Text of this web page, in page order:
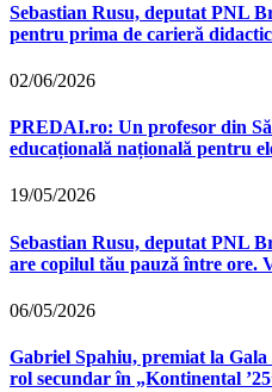
Sebastian Rusu, deputat PNL
pentru prima de carieră
02/06/2026
PREDAI.ro: Un profesor din
educațională națională pentru
19/05/2026
Sebastian Rusu, deputat PNL
are copilul tău pauză între ore.
06/05/2026
Gabriel Spahiu, premiat la
rol secundar în „Kontinental